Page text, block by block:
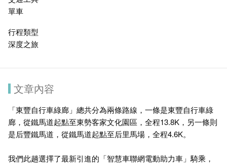
單車
行程類型
深度之旅
文章內容
「東豐自行車綠廊」總共分為兩條路線，一條是東豐自行車綠
廊，從鐵馬道起點至東勢客家文化園區，全程13.8K，另一條則
是后豐鐵馬道，從鐵馬道起點至后里馬場，全程4.6K。
我們此趟選擇了最新引進的「智慧車聯網電動助力車」騎乘，